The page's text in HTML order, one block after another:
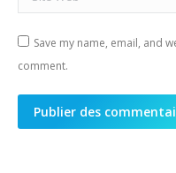
Save my name, email, and
comment.
Publier des